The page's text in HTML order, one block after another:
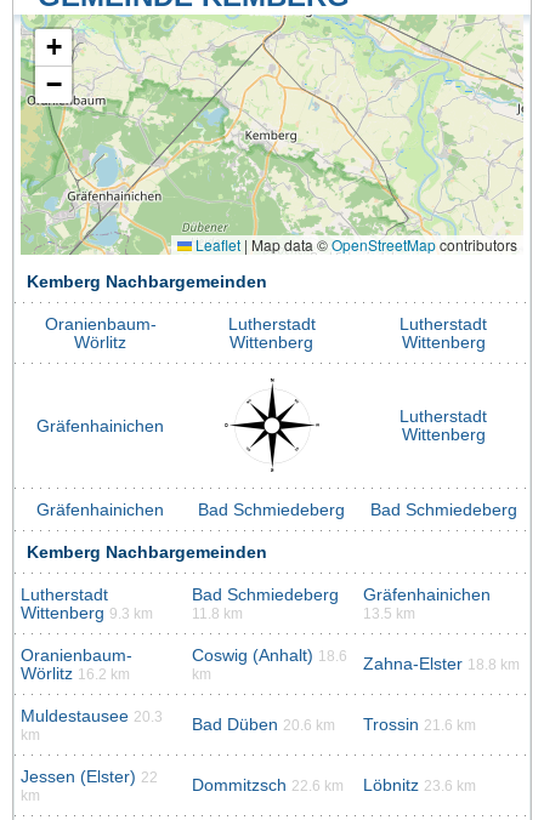
+
−
Leaflet | Map data ©OpenStreetMapcontributors
Kemberg Nachbargemeinden
Oranienbaum-
Wörlitz
Lutherstadt
Wittenberg
Lutherstadt
Wittenberg
Gräfenhainichen
Lutherstadt
Wittenberg
Gräfenhainichen Bad Schmiedeberg Bad Schmiedeberg
Kemberg Nachbargemeinden
Lutherstadt
Wittenberg 9.3 km
Bad Schmiedeberg
11.8 km
Gräfenhainichen
13.5 km
Oranienbaum-
Wörlitz 16.2 km
Coswig (Anhalt) 18.6
km
Zahna-Elster 18.8 km
Muldestausee 20.3
km
Bad Düben 20.6 km Trossin 21.6 km
Jessen (Elster) 22
km
Dommitzsch 22.6 km Löbnitz 23.6 km